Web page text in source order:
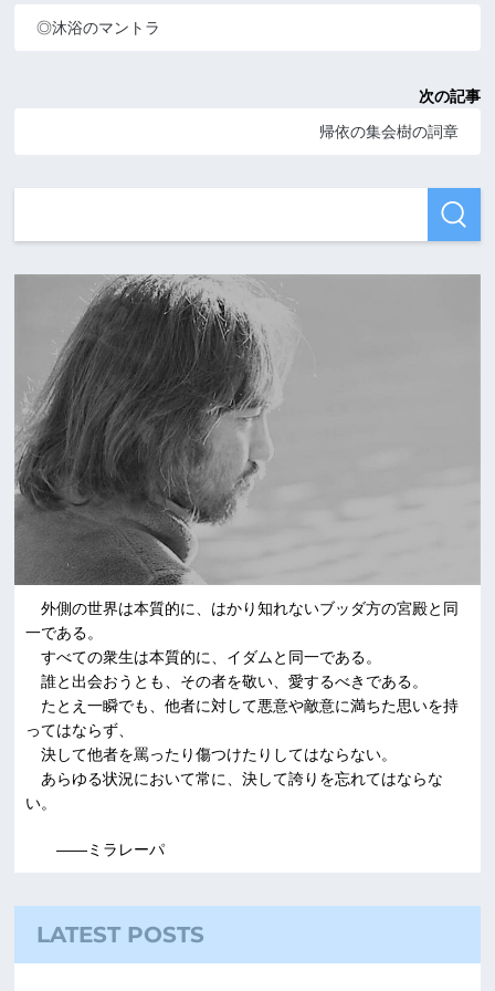
◎沐浴のマントラ
次の記事
帰依の集会樹の詞章
外側の世界は本質的に、はかり知れないブッダ方の宮殿と同
一である。
すべての衆生は本質的に、イダムと同一である。
誰と出会おうとも、その者を敬い、愛するべきである。
たとえ一瞬でも、他者に対して悪意や敵意に満ちた思いを持
ってはならず、
決して他者を罵ったり傷つけたりしてはならない。
あらゆる状況において常に、決して誇りを忘れてはならな
い。
――ミラレーパ
LATEST POSTS